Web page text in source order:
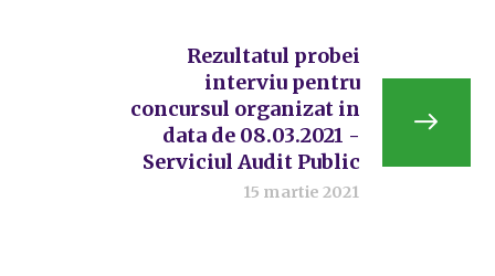
Rezultatul probei
interviu pentru
concursul organizat in
data de 08.03.2021 -
Serviciul Audit Public
15 martie 2021